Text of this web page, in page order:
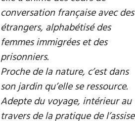
conversation française avec des
étrangers, alphabétisé des
femmes immigrées et des
prisonniers.
Proche de la nature, c’est dans
son jardin qu’elle se ressource.
Adepte du voyage, intérieur au
travers de la pratique de l’assise